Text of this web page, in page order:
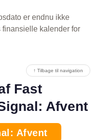
er endnu ikke
kalender for
↑ Tilbage til navigation
Fast
Afvent
Afvent